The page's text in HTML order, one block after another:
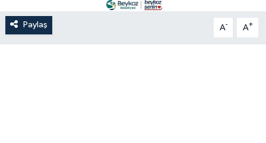
Paylaş A- A+